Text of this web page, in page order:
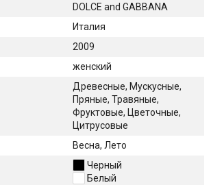
DOLCE and GABBANA
Италия
2009
женский
Древесные, Мускусные,
Пряные, Травяные,
Фруктовые, Цветочные,
Цитрусовые
Весна, Лето
Черный
Белый